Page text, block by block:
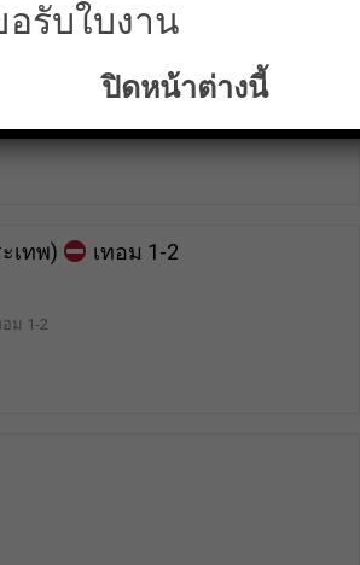
เทพ) เทอม 1-2
อม 1-2
อรับใบงาน
ปิดหน้าต่างนี้